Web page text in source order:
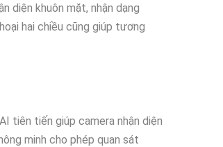
diện khuôn mặt, nhận dạng
hai chiều cũng giúp tương
tiên tiến giúp camera nhận diện
minh cho phép quan sát